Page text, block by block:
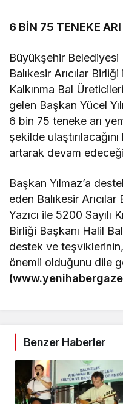
6 BİN 75 TENEKE
Büyükşehir Belediyesi
Balıkesir Arıcılar
Kalkınma Bal
gelen Başkan Yücel
6 bin 75 teneke arı
şekilde
artarak devam
Başkan Yılmaz’a
eden Balıkesir
Yazıcı ile 5200 Sayılı
Birliği Başkanı Halil
destek ve
önemli olduğunu dile
(
Benzer Haberler